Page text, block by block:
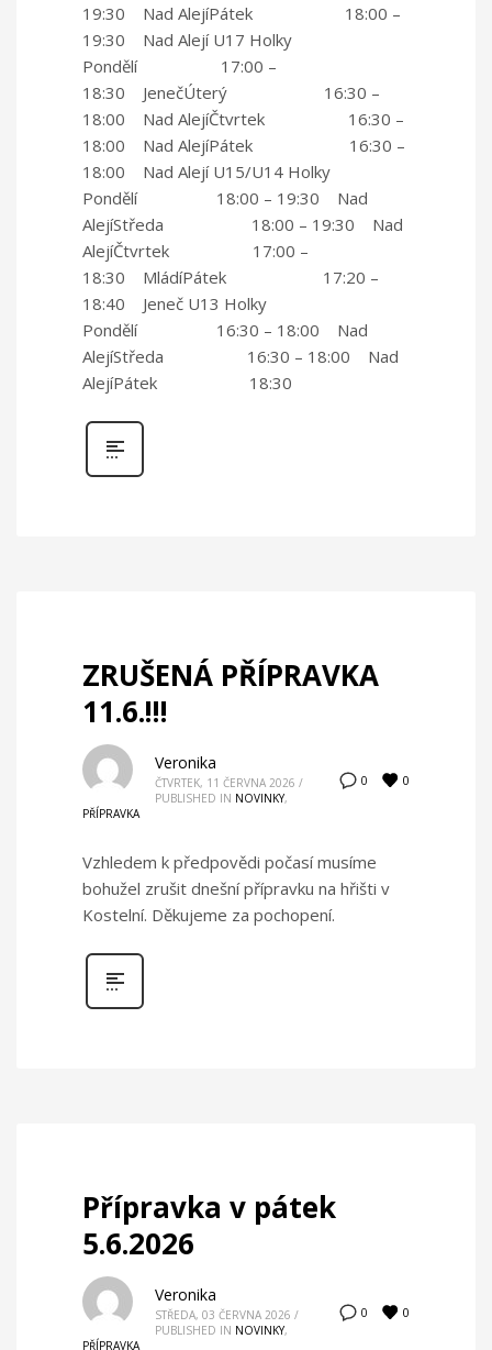
19:30 Nad AlejíPátek 18:00 –
19:30 Nad Alejí U17 Holky
Pondělí 17:00 –
18:30 JenečÚterý 16:30 –
18:00 Nad AlejíČtvrtek 16:30 –
18:00 Nad AlejíPátek 16:30 –
18:00 Nad Alejí U15/U14 Holky
Pondělí 18:00 – 19:30 Nad
AlejíStředa 18:00 – 19:30 Nad
AlejíČtvrtek 17:00 –
18:30 MládíPátek 17:20 –
18:40 Jeneč U13 Holky
Pondělí 16:30 – 18:00 Nad
AlejíStředa 16:30 – 18:00 Nad
AlejíPátek 18:30
ZRUŠENÁ PŘÍPRAVKA
11.6.!!!
0 0
Veronika
ČTVRTEK, 11 ČERVNA 2026 /
PUBLISHED IN NOVINKY,
PŘÍPRAVKA
Vzhledem k předpovědi počasí musíme
bohužel zrušit dnešní přípravku na hřišti v
Kostelní. Děkujeme za pochopení.
Přípravka v pátek
5.6.2026
0 0
Veronika
STŘEDA, 03 ČERVNA 2026 /
PUBLISHED IN NOVINKY,
PŘÍPRAVKA